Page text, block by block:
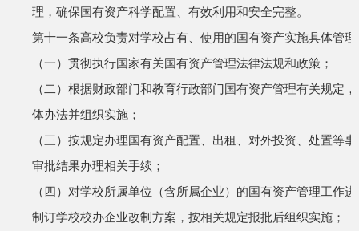
理，确保国有资产科学配置、有效利用和安全完整。
第十一条高校负责对学校占有、使用的国有资产实施具体管
（一）贯彻执行国家有关国有资产管理法律法规和政策；
（二）根据财政部门和教育行政部门国有资产管理有关规定
体办法并组织实施；
（三）按规定办理国有资产配置、出租、对外投资、处置等
审批结果办理相关手续；
（四）对学校所属单位（含所属企业）的国有资产管理工作
制订学校校办企业改制方案，按相关规定报批后组织实施；